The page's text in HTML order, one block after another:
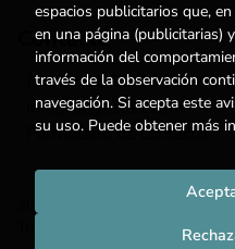
Contacto
(+34) 615 55 96 54
info@degestalt.com
Formulario de contacto
2026 ©
.
espacios publicitarios que,
en una página (publicitarias)
información del
través de la observación
navegación. Si acepta este
su uso. Puede obtener más